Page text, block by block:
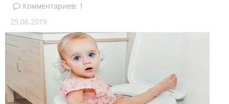
Комментариев: 1
25.06.2019